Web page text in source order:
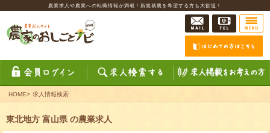
農業求人や農業への転職情報が満載！新規就農を希望する方も大歓迎！
HOME> 求人情報検索
東北地方 富山県 の農業求人